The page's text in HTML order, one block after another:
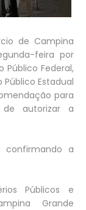
de Campina
feira por
Federal,
Público Estadual
para
autorizar a
confirmando a
Públicos e
Grande